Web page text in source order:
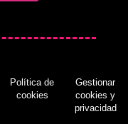
Política de
cookies
Gestionar
cookies y
privacidad